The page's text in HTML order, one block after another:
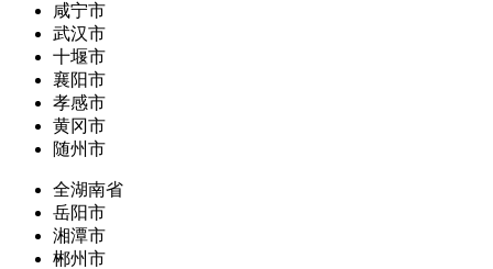
咸宁市
武汉市
十堰市
襄阳市
孝感市
黄冈市
随州市
全湖南省
岳阳市
湘潭市
郴州市